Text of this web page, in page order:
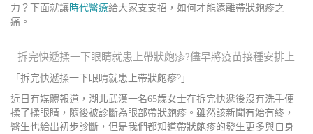
力？下面就讓時代醫療給大家支支招，如何才能遠離帶狀皰疹之
痛。
拆完快遞揉一下眼睛就患上帶狀皰疹?儘早將疫苗接種安排上
「拆完快遞揉一下眼睛就患上帶狀皰疹?」
近日有媒體報道，湖北武漢一名65歲女士在拆完快遞後沒有洗手便
揉了揉眼睛，隨後被診斷為眼部帶狀皰疹。雖然該新聞有始有終，
醫生也給出初步診斷，但是我們都知道帶狀皰疹的發生更多與自身